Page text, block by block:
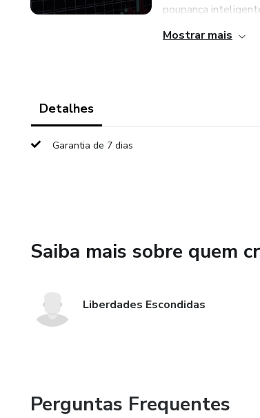
poupança inteligente
Mostrar mais
Detalhes
Garantia de 7 dias
Saiba mais sobre quem
Liberdades Escondidas
Perguntas Frequentes